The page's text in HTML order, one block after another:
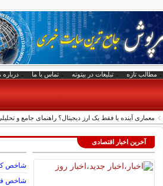
مطالب تازه تبلیغات در بیتوته تماس با ما درباره
معماری آینده یا فقط یک ارز دیجیتال؟ راهنمای جامع و
آخرین اخبار اقتصادی
شاخص کل
شاخص فلاکت ۹۶ درصدی